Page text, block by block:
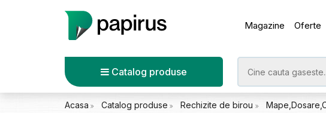
Magazine Oferte
Catalog produse
Acasa Catalog produse Rechizite de birou